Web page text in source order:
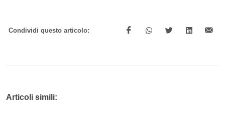
Condividi questo articolo:
Articoli simili: